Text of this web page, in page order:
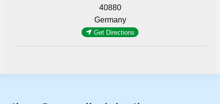
40880
Germany
Get Directions